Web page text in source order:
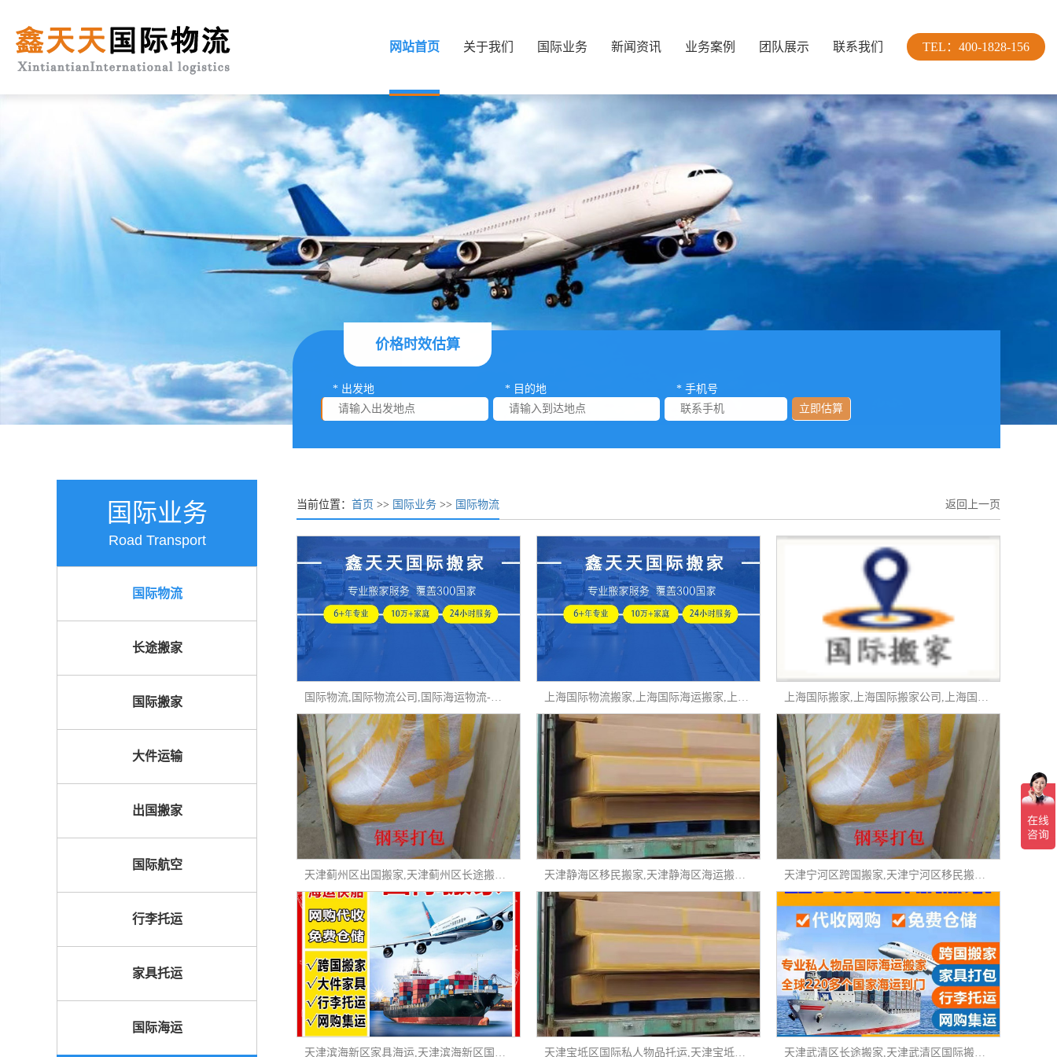
TEL：400-1828-156
网站首页 关于我们 国际业务 新闻资讯 业务案例 团队展示 联系我们
价格时效估算
* 出发地 * 目的地
* 手机号
立即估算
国际业务
Road Transport
国际物流
长途搬家
国际搬家
大件运输
出国搬家
国际航空
行李托运
家具托运
国际海运
当前位置：首页 >> 国际业务 >> 国际物流 返回上一页